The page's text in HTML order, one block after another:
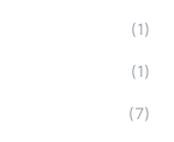
(1)
(1)
(7)